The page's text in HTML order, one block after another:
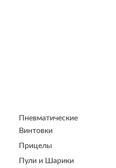
Пневматические
Винтовки
Прицелы
Пули и Шарики